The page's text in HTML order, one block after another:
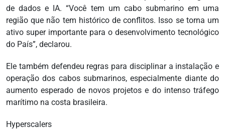
de dados e IA. “Você tem um cabo submarino em uma
região que não tem histórico de conflitos. Isso se torna um
ativo super importante para o desenvolvimento tecnológico
do País”, declarou.
Ele também defendeu regras para disciplinar a instalação e
operação dos cabos submarinos, especialmente diante do
aumento esperado de novos projetos e do intenso tráfego
marítimo na costa brasileira.
Hyperscalers